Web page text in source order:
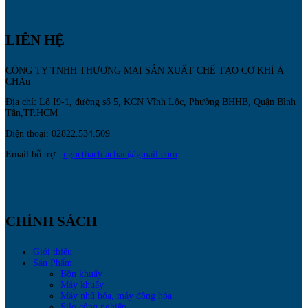
LIÊN HỆ
CÔNG TY TNHH THƯƠNG MẠI SẢN XUẤT CHẾ TẠO CƠ KHÍ Á
CHÂu
Địa chỉ: Lô I9-1, đường số 5, KCN Vĩnh Lộc, Phường BHHB, Quận Bình
Tân,TP.HCM
Điện thoại: 02822.534.509
Email hỗ trợ: ngocthach.achau@gmail.com
CHÍNH SÁCH
Giới thiệu
Sản Phẩm
Bồn khuấy
Máy khuấy
Máy nhũ hóa, máy đồng hóa